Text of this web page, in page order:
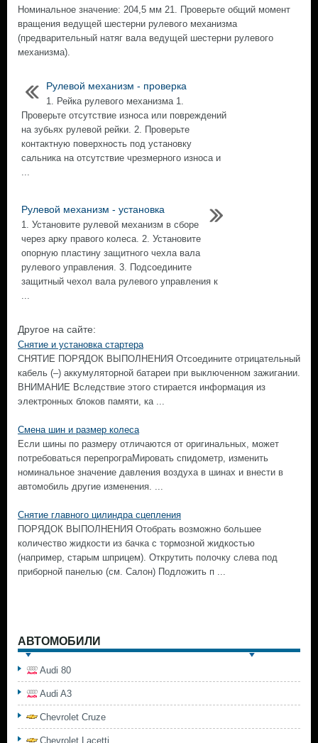
Номинальное значение: 204,5 мм 21. Проверьте общий момент
вращения ведущей шестерни рулевого механизма
(предварительный натяг вала ведущей шестерни рулевого
механизма).
Рулевой механизм - проверка
1. Рейка рулевого механизма 1.
Проверьте отсутствие износа или повреждений
на зубьях рулевой рейки. 2. Проверьте
контактную поверхность под установку
сальника на отсутствие чрезмерного износа и
...
Рулевой механизм - установка
1. Установите рулевой механизм в сборе
через арку правого колеса. 2. Установите
опорную пластину защитного чехла вала
рулевого управления. 3. Подсоедините
защитный чехол вала рулевого управления к
...
Другое на сайте:
Снятие и установка стартера
СНЯТИЕ ПОРЯДОК ВЫПОЛНЕНИЯ Отсоедините отрицательный
кабель (–) аккумуляторной батареи при выключенном зажигании.
ВНИМАНИЕ Вследствие этого стирается информация из
электронных блоков памяти, ка ...
Смена шин и размер колеса
Если шины по размеру отличаются от оригинальных, может
потребоваться перепрограМировать спидометр, изменить
номинальное значение давления воздуха в шинах и внести в
автомобиль другие изменения. ...
Снятие главного цилиндра сцепления
ПОРЯДОК ВЫПОЛНЕНИЯ Отобрать возможно большее
количество жидкости из бачка с тормозной жидкостью
(например, старым шприцем). Открутить полочку слева под
приборной панелью (см. Салон) Подложить п ...
АВТОМОБИЛИ
Audi 80
Audi A3
Chevrolet Cruze
Chevrolet Lacetti